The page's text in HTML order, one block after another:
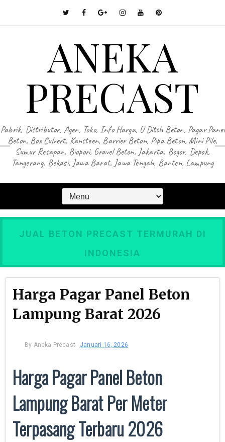
ANEKA
PRECAST
Pabrik, Distributor, Agen, Toko, Info Harga, U Ditch Beton, Pagar Panel
Beton, Box Culvert, Kansteen, Barrier Beton, Pipa Beton, Mini Pile,
Sumur Resapan, Biopori, Gravel Beton, Jakarta, Bogor, Depok,
Tangerang, Bekasi, Jawa Barat, Jawa Tengah, Banten, Lampung
JUAL BETON PRECAST TERMURAH DI
INDONESIA
Harga Pagar Panel Beton
Lampung Barat 2026
By Aneka Precast Januari 16, 2026
Harga Pagar Panel Beton
Lampung Barat Per Meter
Terpasang Terbaru 2026